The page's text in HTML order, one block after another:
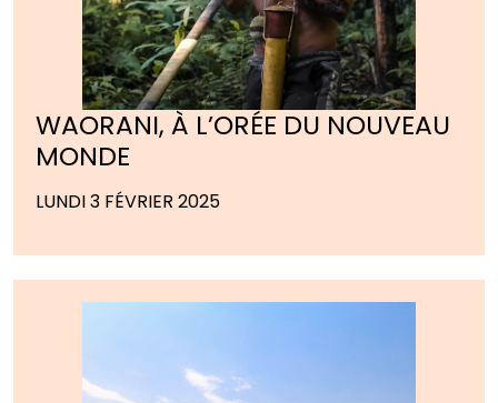
WAORANI, À L’ORÉE DU NOUVEAU
MONDE
LUNDI 3 FÉVRIER 2025